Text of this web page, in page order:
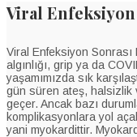
Viral
Viral Enfeksiyon
algınlığı, grip ya da
yaşamımızda sık
gün süren ateş, halsizlik
geçer. Ancak bazı
komplikasyonlara yol
yani myokardittir.